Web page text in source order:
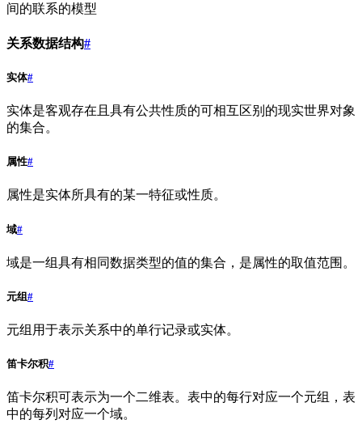
间的联系的模型
关系数据结构#
实体#
实体是客观存在且具有公共性质的可相互区别的现实世界对象
的集合。
属性#
属性是实体所具有的某一特征或性质。
域#
域是一组具有相同数据类型的值的集合，是属性的取值范围。
元组 #
元组用于表示关系中的单行记录或实体。
笛卡尔积#
笛卡尔积可表示为一个二维表。表中的每行对应一个元组，表
中的每列对应一个域。